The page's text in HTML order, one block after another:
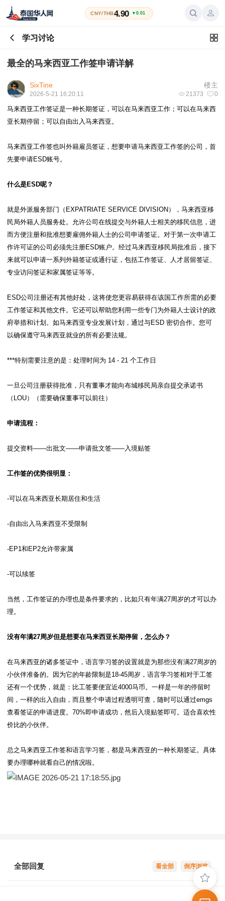
CNY/THB4.90 ▼0.01
学习讨论
最全的马来西亚工作签申请详解
楼主
SixTine
21373 0
2026-5-21 16:20:11
马来西亚工作签证是一种长期签证，可以在马来西亚工作；可以在马来西
亚长期停留；可以自由出入马来西亚。
马来西亚工作签也叫外籍雇员签证，想要申请马来西亚工作签的公司，首
先要申请ESD账号。
什么是ESD呢？
就是外派服务部门（EXPATRIATE SERVICE DIVISION），马来西亚移
民局外籍人员服务处。允许公司在线提交与外籍人士相关的移民信息，进
而方便注册和批准想要雇佣外籍人士的公司申请签证。对于第一次申请工
作许可证的公司必须先注册ESD账户。经过马来西亚移民局批准后，接下
来就可以申请一系列外籍签证或通行证，包括工作签证、人才居留签证、
专业访问签证和家属签证等等。
ESD公司注册还有其他好处，这将使您更容易获得在该国工作所需的必要
工作签证和其他文件。它还可以帮助您利用一些专门为外籍人士设计的政
府举措和计划。如马来西亚专业发展计划，通过与ESD 密切合作。您可
以确保遵守马来西亚就业的所有必要法规。
***特别需要注意的是：处理时间为 14 - 21 个工作日
一旦公司注册获得批准，只有董事才能向布城移民局亲自提交承诺书
（LOU）（需要确保董事可以前往）
申请流程：
提交资料——出批文——申请批文签——入境贴签
工作签的优势很明显：
-可以在马来西亚长期居住和生活
-自由出入马来西亚不受限制
-EP1和EP2允许带家属
-可以续签
当然，工作签证的办理也是条件要求的，比如只有年满27周岁的才可以办
理。
没有年满27周岁但是想要在马来西亚长期停留，怎么办？
在马来西亚的诸多签证中，语言学习签的设置就是为那些没有满27周岁的
小伙伴准备的。因为它的年龄限制是18-45周岁，语言学习签相对于工签
还有一个优势，就是：比工签要便宜近4000马币。一样是一年的停留时
间，一样的出入自由，而且整个申请过程透明可查，随时可以通过emgs
查看签证的申请进度。70%即申请成功，然后入境贴签即可。适合喜欢性
价比的小伙伴。
总之马来西亚工作签和语言学习签，都是马来西亚的一种长期签证。具体
要办理哪种就看自己的情况啦。
倒序浏览
看全部
全部回复